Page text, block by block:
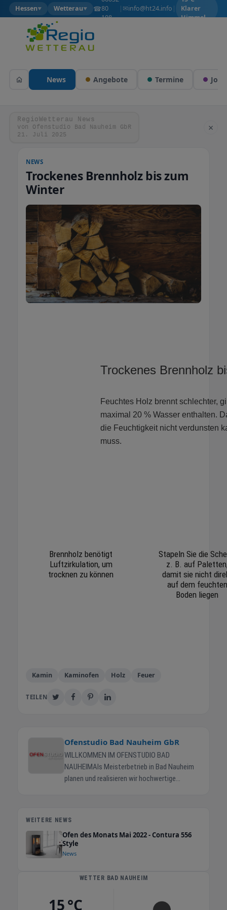
Hessen▼ Wetterau▼ ☎80
108
| ✉info@ht24.info |
Klarer
Himmel
News Angebote Termine Jobs
RegioWetterau News
von Ofenstudio Bad Nauheim GbR
21. Juli 2025
×
NEWS
Trockenes Brennholz bis zum
Winter
Trockenes Brennholz
Feuchtes Holz brennt schlechter,
maximal 20 % Wasser enthalten.
die Feuchtigkeit nicht verdunsten
muss.
Brennholz benötigt
Luftzirkulation, um
trocknen zu können
Stapeln Sie die
z. B. auf
damit sie nicht
auf dem feuchten
Boden liegen
Kamin Kaminofen Holz Feuer
TEILEN
Ofenstudio Bad Nauheim GbR
WILLKOMMEN IM OFENSTUDIO BAD
NAUHEIMAls Meisterbetrieb in Bad Nauheim
planen und realisieren wir hochwertige
Montage begleiten wir Sie persönlich,
zuverlässig und mit langjähriger Erfahrung.Ob
in unserem Studio oder direkt bei Ihnen vor
über Bad Homburg und Frankfurt an – kurz
WEITERE NEWS
Ofen des Monats Mai 2022 - Contura 556
Style
News
WETTER BAD NAUHEIM
15 °C